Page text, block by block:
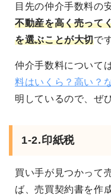
目先の仲介手数料の
不動産を高く売って
を選ぶことが大切で
仲介手数料について
料はいくら？高い？
明しているので、ぜ
1-2.印紙税
買い手が見つかって
ば、売買契約書を作